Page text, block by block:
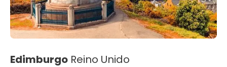
Edimburgo Reino Unido